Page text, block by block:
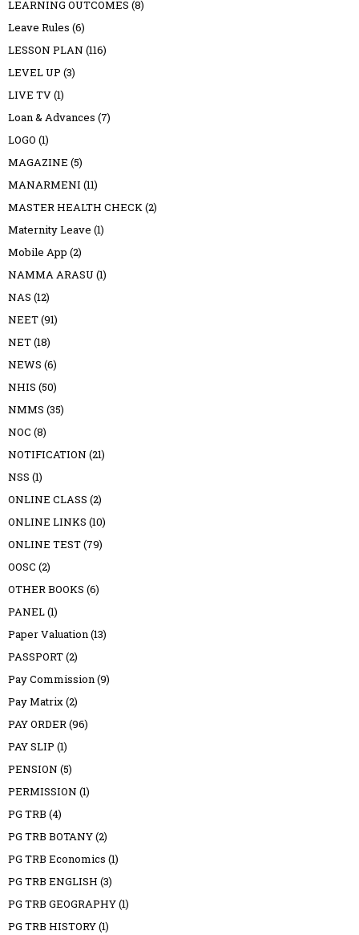
LEARNING OUTCOMES (8)
Leave Rules (6)
LESSON PLAN (116)
LEVEL UP (3)
LIVE TV(1)
Loan & Advances (7)
LOGO (1)
MAGAZINE (5)
MANARMENI (11)
MASTER HEALTH CHECK(2)
Maternity Leave (1)
Mobile App (2)
NAMMA ARASU (1)
NAS (12)
NEET(91)
NET(18)
NEWS (6)
NHIS (50)
NMMS (35)
NOC (8)
NOTIFICATION (21)
NSS (1)
ONLINE CLASS (2)
ONLINE LINKS (10)
ONLINE TEST(79)
OOSC (2)
OTHER BOOKS (6)
PANEL(1)
Paper Valuation(13)
PASSPORT(2)
Pay Commission(9)
Pay Matrix(2)
PAY ORDER(96)
PAY SLIP (1)
PENSION (5)
PERMISSION (1)
PG TRB (4)
PG TRB BOTANY(2)
PG TRB Economics (1)
PG TRB ENGLISH (3)
PG TRB GEOGRAPHY(1)
PG TRB HISTORY(1)